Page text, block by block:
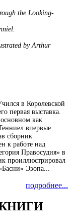
the Looking-
by Arthur
в Королевской
первая выставка.
как
впервые
сборник
к работе над
Правосудия» в
проиллюстрировал
Эзопа...
подробнее...